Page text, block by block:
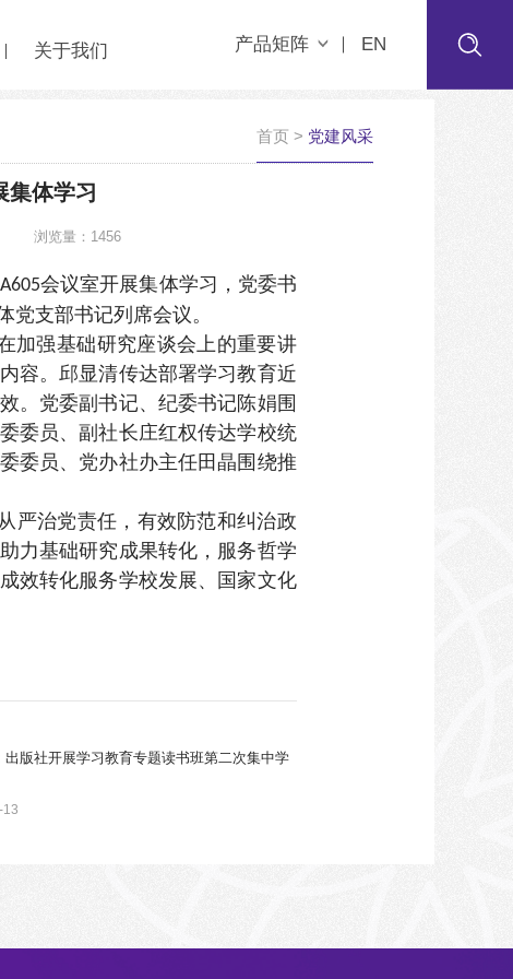
关于我们 产品矩阵 EN
首页 > 党建风采
集体学习
浏览量：1456
A605会议室开展集体学习，党委书
支部书记列席会议。
加强基础研究座谈会上的重要讲
容。邱显清传达部署学习教育近
。党委副书记、纪委书记陈娟围
委员、副社长庄红权传达学校统
委员、党办社办主任田晶围绕推
严治党责任，有效防范和纠治政
力基础研究成果转化，服务哲学
效转化服务学校发展、国家文化
出版社开展学习教育专题读书班第二次集中学
13